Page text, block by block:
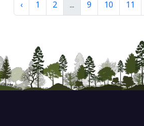
‹ 1 2 ... 9 10 11